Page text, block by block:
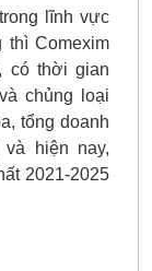
lĩnh vực
thì Comexim
có thời gian
chủng loại
tổng doanh
hiện nay,
2021-2025